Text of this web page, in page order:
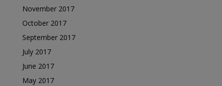
November 2017
October 2017
September 2017
July 2017
June 2017
May 2017